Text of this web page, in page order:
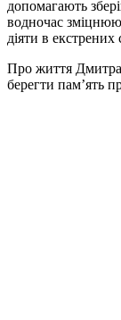
допомагають
водночас
діяти в екстрених
Про життя
берегти пам’ять